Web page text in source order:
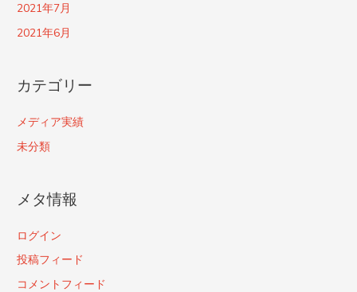
2021年7月
2021年6月
カテゴリー
メディア実績
未分類
メタ情報
ログイン
投稿フィード
コメントフィード